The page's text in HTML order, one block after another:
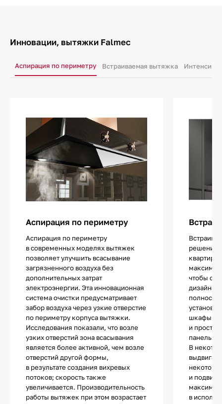
Инновации, вытяжки Falmec
Аспирация по периметру Встраиваемая вытяжка
Аспирация по периметру
Аспирация по периметру
в современных моделях вытяжек
позволяет улучшить всасывание
загрязненного воздуха без
дополнительных затрат
электроэнергии. Эта инновационная
система очистки предусматривает
забор воздуха через узкие отверстие
по периметру корпуса вытяжки.
Исследования показали, что возле
узких отверстий зона всасывания
является более активной, чем возле
отверстий другой формы,
в результате создания вихревых
потоков; скорость также
увеличивается. Производительность
работы вытяжек при этом возрастает
решение
квартир
чтобы
дизайна.
шкафы,
и
панелью.
В
и
в